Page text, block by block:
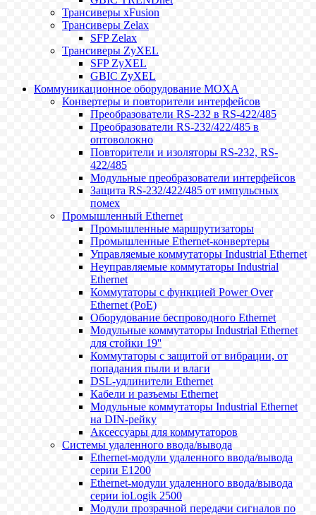
Трансиверы xFusion
Трансиверы Zelax
SFP Zelax
Трансиверы ZyXEL
SFP ZyXEL
GBIC ZyXEL
Коммуникационное оборудование MOXA
Конвертеры и повторители интерфейсов
Преобразователи RS-232 в RS-422/485
Преобразователи RS-232/422/485 в
оптоволокно
Повторители и изоляторы RS-232, RS-
422/485
Модульные преобразователи интерфейсов
Защита RS-232/422/485 от импульсных
помех
Промышленный Ethernet
Промышленные маршрутизаторы
Промышленные Ethernet-конвертеры
Управляемые коммутаторы Industrial Ethernet
Неуправляемые коммутаторы Industrial
Ethernet
Коммутаторы с функцией Power Over
Ethernet (PoE)
Оборудование беспроводного Ethernet
Модульные коммутаторы Industrial Ethernet
для стойки 19''
Коммутаторы с защитой от вибрации, от
попадания пыли и влаги
DSL-удлинители Ethernet
Кабели и разъемы Ethernet
Модульные коммутаторы Industrial Ethernet
на DIN-рейку
Аксессуары для коммутаторов
Системы удаленного ввода/вывода
Ethernet-модули удаленного ввода/вывода
серии E1200
Ethernet-модули удаленного ввода/вывода
серии ioLogik 2500
Модули прозрачной передачи сигналов по